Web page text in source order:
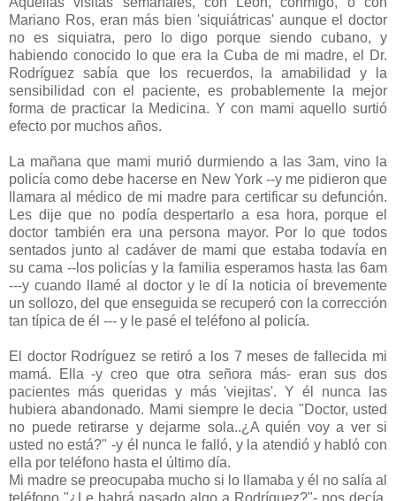
Mariano Ros, eran más bien 'siquiátricas' aunque el doctor
no es siquiatra, pero lo digo porque siendo cubano, y
habiendo conocido lo que era la Cuba de mi madre, el Dr.
Rodríguez sabía que los recuerdos, la amabilidad y la
sensibilidad con el paciente, es probablemente la mejor
forma de practicar la Medicina. Y con mami aquello surtió
efecto por muchos años.
La mañana que mami murió durmiendo a las 3am, vino la
policía como debe hacerse en New York --y me pidieron que
llamara al médico de mi madre para certificar su defunción.
Les dije que no podía despertarlo a esa hora, porque el
doctor también era una persona mayor. Por lo que todos
sentados junto al cadáver de mami que estaba todavía en
su cama --los policías y la familia esperamos hasta las 6am
---y cuando llamé al doctor y le dí la noticia oí brevemente
un sollozo, del que enseguida se recuperó con la corrección
tan típica de él --- y le pasé el teléfono al policía.
El doctor Rodríguez se retiró a los 7 meses de fallecida mi
mamá. Ella -y creo que otra señora más- eran sus dos
pacientes más queridas y más 'viejitas'. Y él nunca las
hubiera abandonado. Mami siempre le decia "Doctor, usted
no puede retirarse y dejarme sola..¿A quién voy a ver si
usted no está?" -y él nunca le falló, y la atendió y habló con
ella por teléfono hasta el último día.
Mi madre se preocupaba mucho si lo llamaba y él no salía al
teléfono "¿Le habrá pasado algo a Rodríguez?"- nos decía,